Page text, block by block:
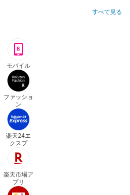
すべて見る
モバイル
ファッショ
ン
楽天24エ
クスプ
楽天市場ア
プリ